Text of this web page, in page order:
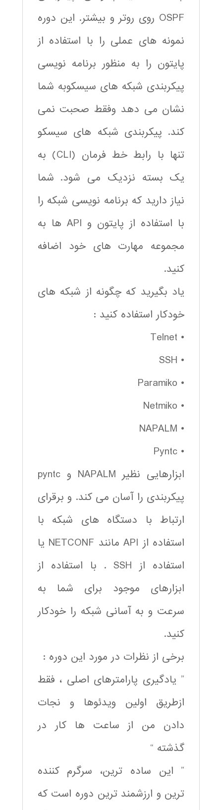
OSPF روی روتر و بیشتر. این دوره
نمونه های عملی را با استفاده از
پایتون را به منظور برنامه نویسی
پیکربندی شبکه های سیسکوبه شما
نشان می دهد وفقط صحبت نمی
کند. پیکربندی شبکه های سیسکو
تنها با رابط خط فرمان (CLI) به
یک بسته نزدیک می شود. شما
نیاز دارید که برنامه نویسی شبکه را
با استفاده از پایتون و API ها به
مجموعه مهارت های خود اضافه
کنید.
یاد بگیرید که چگونه از شبکه های
خودکار استفاده کنید :
• Telnet
• SSH
• Paramiko
• Netmiko
• NAPALM
• Pyntc
ابزارهایی نظیر NAPALM و pyntc
پیکربندی را آسان می کند. و برقرای
ارتباط با دستگاه های شبکه با
استفاده از API مانند NETCONF یا
استفاده از SSH . با استفاده از
ابزارهای موجود برای شما به
سرعت و به آسانی شبکه را خودکار
کنید.
برخی از نظرات در مورد این دوره :
” یادگیری پارامترهای اصلی ، فقط
ازطریق اولین ویدئوها و نجات
دادن من از ساعت ها کار در
گذشته “
” این ساده ترین، سرگرم کننده
ترین و ارزشمند ترین دوره است که